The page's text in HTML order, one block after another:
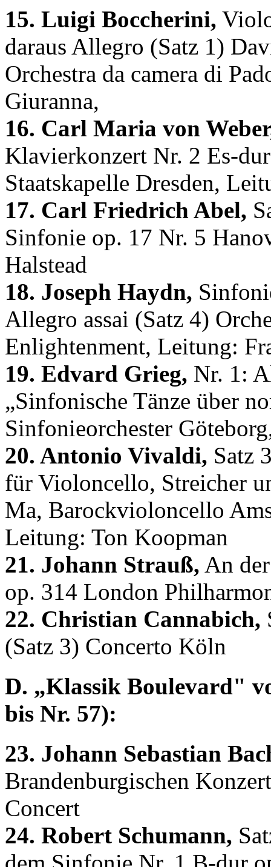
15. Luigi Boccherini,
daraus Allegro (Satz 1)
Orchestra da camera di
Giuranna,
16. Carl Maria von
Klavierkonzert Nr. 2 Es-
Staatskapelle Dresden,
17. Carl Friedrich Abel,
Sinfonie op. 17 Nr. 5
Halstead
18. Joseph Haydn,
Allegro assai (Satz 4)
Enlightenment, Leitung:
19. Edvard Grieg, Nr. 1:
„Sinfonische Tänze über
Sinfonieorchester
20. Antonio Vivaldi, Satz
für Violoncello, Streicher
Ma, Barockvioloncello
Leitung: Ton Koopman
21. Johann Strauß, An
op. 314 London
22. Christian Cannabich,
(Satz 3) Concerto Köln
D. „Klassik Boulevard"
bis Nr. 57):
23. Johann Sebastian
Brandenburgischen
Concert
24. Robert Schumann,